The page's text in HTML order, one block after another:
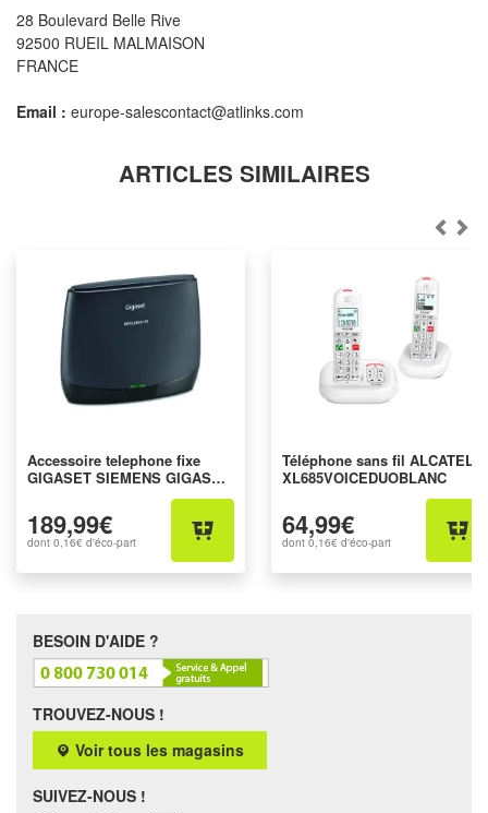
28 Boulevard Belle Rive
92500 RUEIL MALMAISON
FRANCE
Email : europe-salescontact@atlinks.com
ARTICLES SIMILAIRES
Accessoire telephone fixe
GIGASET SIEMENS GIGASET
189,99€
dont 0,16€ d'éco-part
Téléphone sans fil ALCATEL
XL685VOICEDUOBLANC
64,99€
dont 0,16€ d'éco-part
BESOIN D'AIDE ?
TROUVEZ-NOUS !
Voir tous les magasins
SUIVEZ-NOUS !